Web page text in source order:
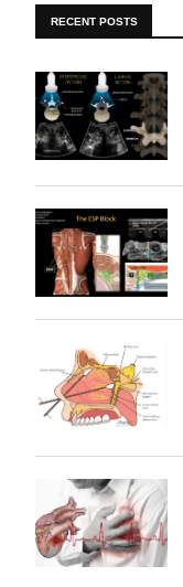
RECENT POSTS